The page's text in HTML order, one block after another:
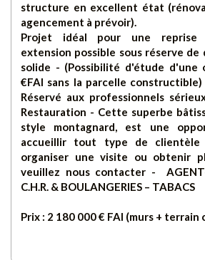
structure en excellent état
agencement à prévoir).
Projet idéal pour une reprise
extension possible sous réserve
solide - (Possibilité d'étude
€FAI sans la parcelle
Réservé aux professionnels
Restauration - Cette superbe
style montagnard, est une
accueillir tout type de clientèle
organiser une visite ou obtenir
veuillez nous contacter - AGENT-
C.H.R. & BOULANGERIES – TABACS
Prix : 2 180 000 € FAI (murs +